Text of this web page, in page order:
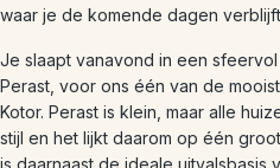
waar je de komende dagen
Je slaapt vanavond in een
Perast, voor ons één van de
Kotor. Perast is klein, maar alle
stijl en het lijkt daarom op één
is daarnaast de ideale uitvalsbasis